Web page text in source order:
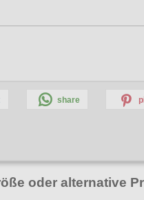
share
oder alternative